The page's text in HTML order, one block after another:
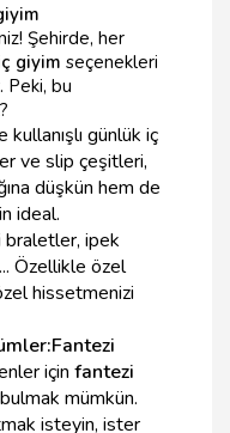
Şehirde, her
giyim seçenekleri
Peki, bu
kullanışlı günlük iç
ve slip çeşitleri,
düşkün hem de
ideal.
ipek
Özellikle özel
hissetmenizi
Fantezi
için fantezi
mümkün.
isteyin, ister